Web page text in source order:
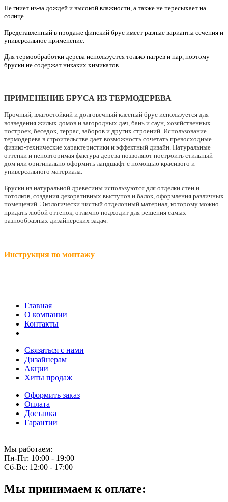
Не гниет из-за дождей и высокой влажности, а также не пересыхает на
солнце.
Представленный в продаже финский брус имеет разные варианты сечения и
универсальное применение.
Для термообработки дерева используется только нагрев и пар, поэтому
бруски не содержат никаких химикатов.
ПРИМЕНЕНИЕ БРУСА ИЗ ТЕРМОДЕРЕВА
Прочный, влагостойкий и долговечный клееный брус используется для
возведения жилых домов и загородных дач, бань и саун, хозяйственных
построек, беседок, террас, заборов и других строений. Использование
термодерева в строительстве дает возможность сочетать превосходные
физико-технические характеристики и эффектный дизайн. Натуральные
оттенки и неповторимая фактура дерева позволяют построить стильный
дом или оригинально оформить ландшафт с помощью красивого и
универсального материала.
Бруски из натуральной древесины используются для отделки стен и
потолков, создания декоративных выступов и балок, оформления различных
помещений. Экологически чистый отделочный материал, которому можно
придать любой оттенок, отлично подходит для решения самых
разнообразных дизайнерских задач.
Инструкция по монтажу
Главная
О компании
Контакты
Связаться с нами
Дизайнерам
Акции
Хиты продаж
Оформить заказ
Оплата
Доставка
Гарантии
Мы работаем:
Пн-Пт: 10:00 - 19:00
Сб-Вс: 12:00 - 17:00
Мы принимаем к оплате: